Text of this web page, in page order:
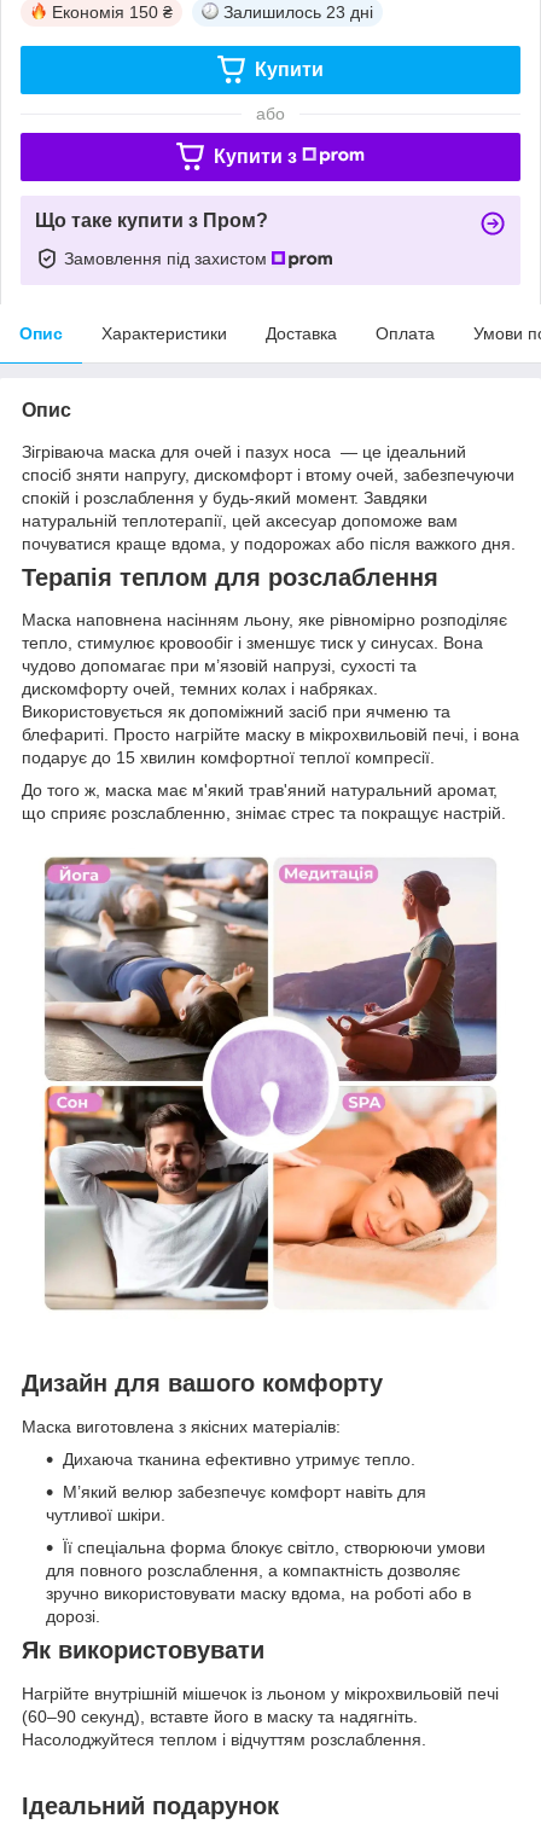
Економія 150 ₴ Залишилось 23 дні
Купити
або
Купити з
Що таке купити з Пром?
Замовлення під захистом
Опис Характеристики Доставка Оплата Умови
Опис
Зігріваюча маска для очей і пазух носа — це ідеальний
спосіб зняти напругу, дискомфорт і втому очей, забезпечуючи
спокій і розслаблення у будь-який момент. Завдяки
натуральній теплотерапії, цей аксесуар допоможе вам
почуватися краще вдома, у подорожах або після важкого дня.
Терапія теплом для розслаблення
Маска наповнена насінням льону, яке рівномірно розподіляє
тепло, стимулює кровообіг і зменшує тиск у синусах. Вона
чудово допомагає при м’язовій напрузі, сухості та
дискомфорту очей, темних колах і набряках.
Використовується як допоміжний засіб при ячменю та
блефариті. Просто нагрійте маску в мікрохвильовій печі, і вона
подарує до 15 хвилин комфортної теплої компресії.
До того ж, маска має м'який трав'яний натуральний аромат,
що сприяє розслабленню, знімає стрес та покращує настрій.
Дизайн для вашого комфорту
Маска виготовлена з якісних матеріалів:
Дихаюча тканина ефективно утримує тепло.
М’який велюр забезпечує комфорт навіть для
чутливої шкіри.
Її спеціальна форма блокує світло, створюючи умови
для повного розслаблення, а компактність дозволяє
зручно використовувати маску вдома, на роботі або в
дорозі.
Як використовувати
Нагрійте внутрішній мішечок із льоном у мікрохвильовій печі
(60–90 секунд), вставте його в маску та надягніть.
Насолоджуйтеся теплом і відчуттям розслаблення.
Ідеальний подарунок